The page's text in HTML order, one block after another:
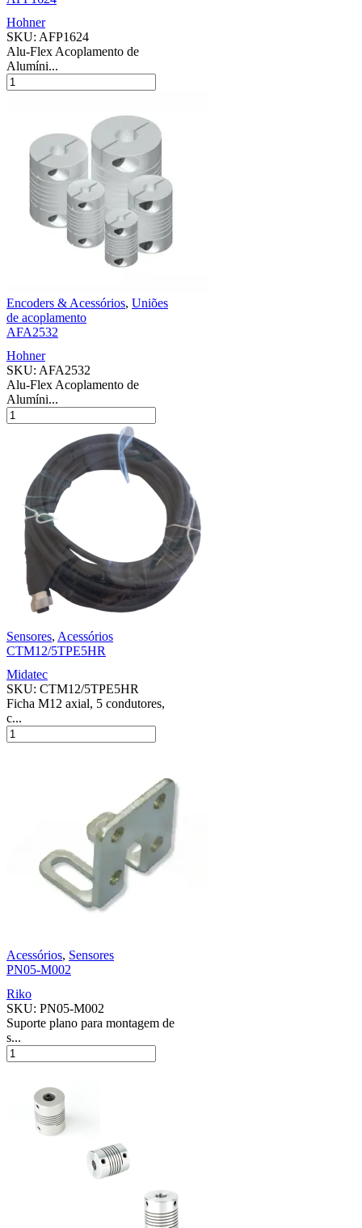
Hohner
SKU: AFP1624
Alu-Flex Acoplamento de
Alumíni...
Encoders & Acessórios, Uniões
de acoplamento
AFA2532
Hohner
SKU: AFA2532
Alu-Flex Acoplamento de
Alumíni...
Sensores, Acessórios
CTM12/5TPE5HR
Midatec
SKU: CTM12/5TPE5HR
Ficha M12 axial, 5 condutores,
c...
Acessórios, Sensores
PN05-M002
Riko
SKU: PN05-M002
Suporte plano para montagem de
s...